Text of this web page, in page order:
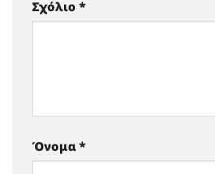
Σχόλιο *
Όνομα *